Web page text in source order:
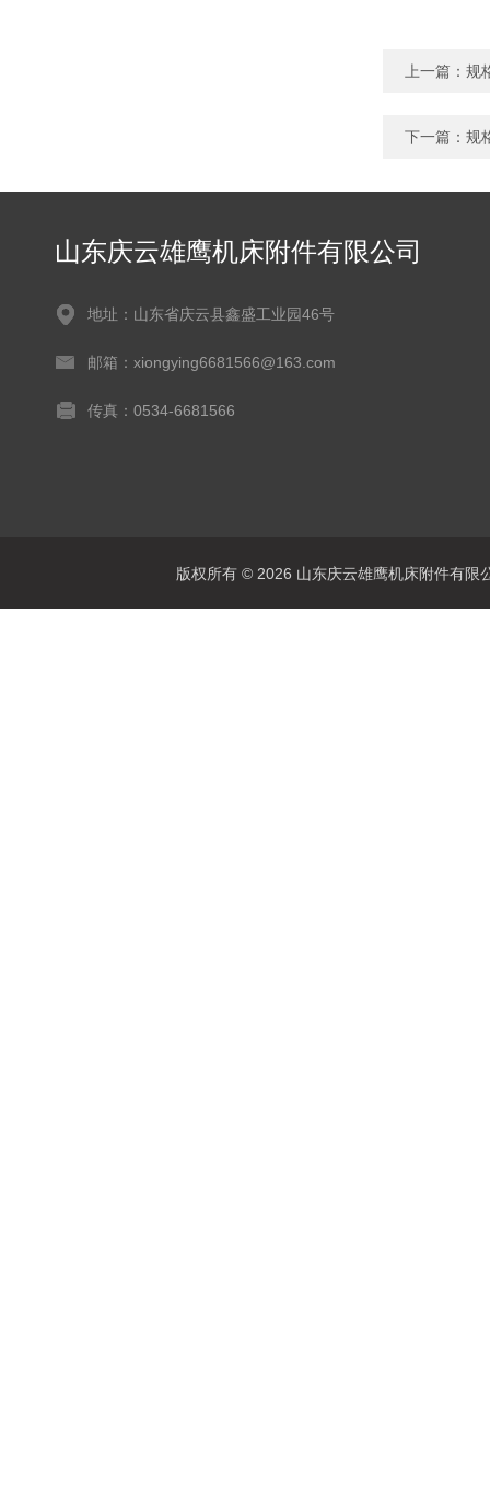
上一篇： 规
下一篇： 规
山东庆云雄鹰机床附件有限公司
地址：山东省庆云县鑫盛工业园46号
邮箱：xiongying6681566@163.com
传真：0534-6681566
版权所有 © 2026 山东庆云雄鹰机床附件有